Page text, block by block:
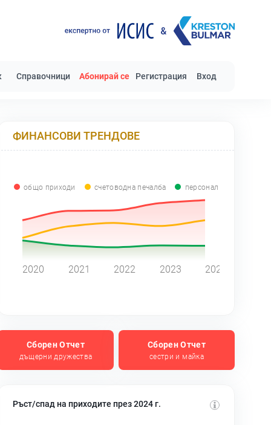
Справочници Абонирай се Регистрация Вход
ФИНАНСОВИ ТРЕНДОВЕ
общо приходи счетоводна печалба персонал
2020 2021 2022 2023 2024
Сборен Отчет
дъщерни дружества
Сборен Отчет
сестри и майка
Ръст/спад на приходите през 2024 г.